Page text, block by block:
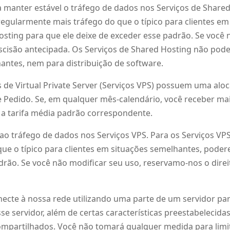
estável o tráfego de dados nos Serviços de
mais tráfego do que o típico para clientes
para que ele deixe de exceder esse padrão. Se
antecipada. Os Serviços de Shared Hosting não
nem para distribuição de software.
Virtual Private Server (Serviços VPS) possuem uma
Se, em qualquer mês-calendário, você receber
tarifa média padrão correspondente.
tráfego de dados nos Serviços VPS. Para os Serviços
o típico para clientes em situações semelhantes,
Se você não modificar seu uso, reservamo-nos o
à nossa rede utilizando uma parte de um servidor
servidor, além de certas características
Você não tomará qualquer medida para